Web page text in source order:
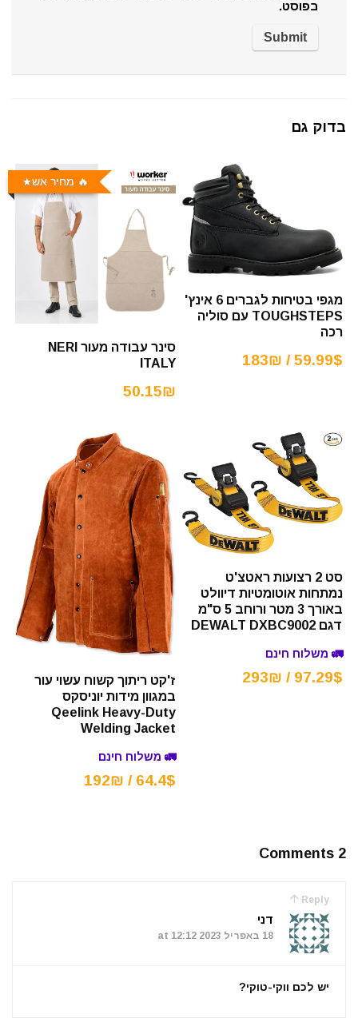
בפוסט.
בדוק גם
מגפי בטיחות לגברים 6 אינץ'
TOUGHSTEPS עם סוליה
רכה
59.99$ / 183₪
🔥 מחיר אש
סינר עבודה מעור NERI
ITALY
50.15₪
סט 2 רצועות ראטצ'ט
נמתחות אוטומטיות דיוולט
באורך 3 מטר ורוחב 5 ס"מ
דגם DEWALT DXBC9002
🚛 משלוח חינם
97.29$ / 293₪
ז'קט ריתוך קשוח עשוי עור
במגוון מידות יוניסקס
Qeelink Heavy-Duty
Welding Jacket
🚛 משלוח חינם
64.4$ / 192₪
2 Comments
Reply
דני
18 באפריל 2023 at 12:12
יש לכם ווקי-טוקי?